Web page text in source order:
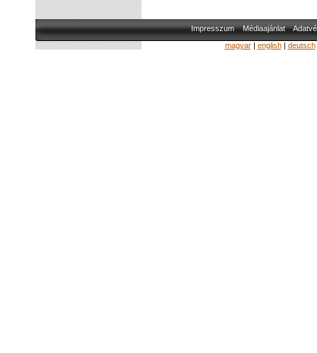
Impresszum Médiaajánlat
magyar| english| deutsch